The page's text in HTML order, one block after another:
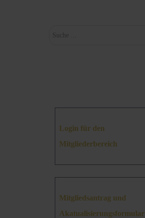
Login für den
Mitgliederbereich
Mitgliedsantrag und
Akatualisierungsformular